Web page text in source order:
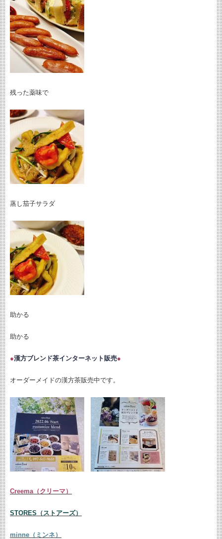
残った薬味で
蒸し茄子サラダ
助かる
助かる
●漢方ブレンド茶インターネット販売●
オーダーメイドの漢方茶販売中です。
Creema（クリーマ）
STORES（ストアーズ）
minne（ミンネ）